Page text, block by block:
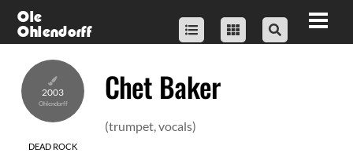
SkipOle
Ohlendorff
2003
DEAD ROCK
Chet Baker
(trumpet, vocals)